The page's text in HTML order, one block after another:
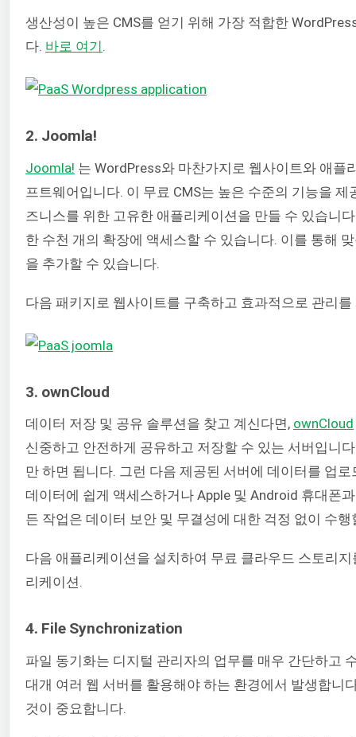
생산성이 높은 CMS를 얻기 위해 가장 적합한
다. 바로 여기 .
2. Joomla!
Joomla! 는 WordPress와 마찬가지로 웹사이트와 애플
프트웨어입니다. 이 무료 CMS는 높은 수준의 기능을
즈니스를 위한 고유한 애플리케이션을 만들 수 있습니
한 수천 개의 확장에 액세스할 수 있습니다. 이를 통해
을 추가할 수 있습니다.
다음 패키지로 웹사이트를 구축하고 효과적으로 관리
3. ownCloud
데이터 저장 및 공유 솔루션을 찾고 계신다면, ownCloud
신중하고 안전하게 공유하고 저장할 수 있는 서버입니
만 하면 됩니다. 그런 다음 제공된 서버에 데이터를 업
데이터에 쉽게 액세스하거나 Apple 및 Android 휴대폰
든 작업은 데이터 보안 및 무결성에 대한 걱정 없이 수행
다음 애플리케이션을 설치하여 무료 클라우드 스토리
리케이션.
4. File Synchronization
파일 동기화는 디지털 관리자의 업무를 매우 간단하고
대개 여러 웹 서버를 활용해야 하는 환경에서 발생합니
것이 중요합니다.